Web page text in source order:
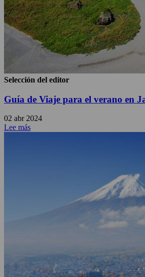
Selección del editor
Guía de Viaje para el verano en
02 abr 2024
Lee más